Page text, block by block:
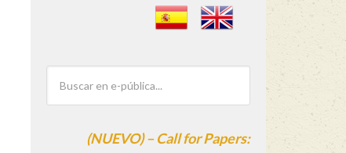
(NUEVO) – Call for Papers: